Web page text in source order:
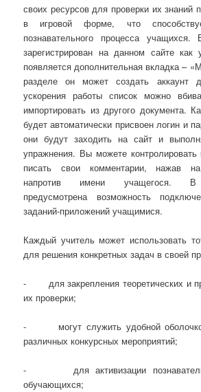
своих ресурсов для проверки их знаний
в игровой форме, что
познавательного процесса учащихся.
зарегистрирован на данном сайте
появляется дополнительная вкладка –
разделе он может создать аккаунт
ускорения работы список можно
импортировать из другого документа.
будет автоматически присвоен логин и
они будут заходить на сайт и
упражнения. Вы можете контролировать
писать свои комментарии, нажав
напротив имени учащегося. В
предусмотрена возможность
заданий-приложений учащимися.
Каждый учитель может использовать
для решения конкретных задач в своей
- для закрепления теоретических и
их проверки;
- могут служить удобной
различных конкурсных мероприятий;
- для активизации
обучающихся;